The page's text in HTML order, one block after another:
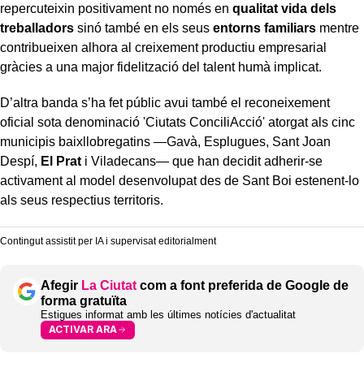
repercuteixin positivament no només en qualitat vida dels
treballadors sinó també en els seus entorns familiars mentre
contribueixen alhora al creixement productiu empresarial
gràcies a una major fidelització del talent humà implicat.
D’altra banda s’ha fet públic avui també el reconeixement
oficial sota denominació 'Ciutats ConciliAcció' atorgat als cinc
municipis baixllobregatins —Gavà, Esplugues, Sant Joan
Despí, El Prat i Viladecans— que han decidit adherir-se
activament al model desenvolupat des de Sant Boi estenent-lo
als seus respectius territoris.
Contingut assistit per IA i supervisat editorialment
Afegir La Ciutat com a font preferida de Google de
forma gratuïta
Estigues informat amb les últimes notícies d'actualitat
ACTIVAR ARA